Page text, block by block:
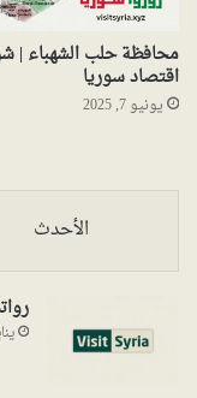
محافظة حلب الشهباء |
اقتصاد سوريا
يونيو 7, 2025
الأحدث